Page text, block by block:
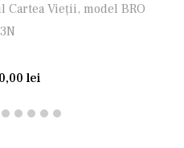
Vieții, model BRO
lei